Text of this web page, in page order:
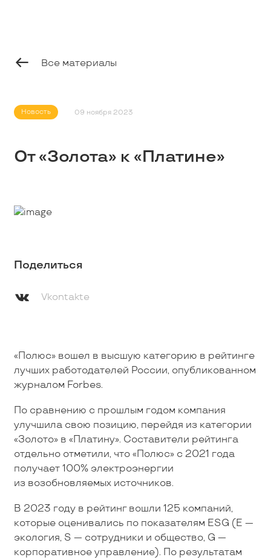
Студентам
Школьникам
Все материалы
Новость 09 ноября 2023
От «Золота» к «Платине»
Поделиться
Vkontakte
«Полюс» вошел в высшую категорию в рейтинге
лучших работодателей России, опубликованном
журналом Forbes.
По сравнению с прошлым годом компания
улучшила свою позицию, перейдя из категории
«Золото» в «Платину». Составители рейтинга
отдельно отметили, что «Полюс» с 2021 года
получает 100% электроэнергии
из возобновляемых источников.
В 2023 году в рейтинг вошли 125 компаний,
которые оценивались по показателям ESG (E —
экология, S — сотрудники и общество, G —
корпоративное управление). По результатам